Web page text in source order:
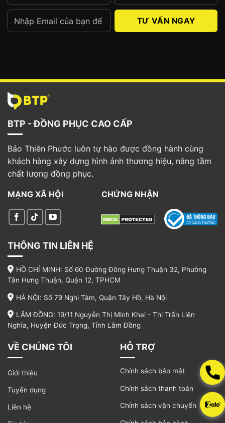
hiệu.
Thiết kế dạng yếm của tạp dề tạo được thiện cảm
3. Phân loại các mẫu tạp dề đồng phục
theo ngành nghề
Tùy vào ngành nghề sử dụng mà thiết kế đồng
tổng hợp một số ngành nghề chính:
3.1. Mẫu tạp dề làm nails
Mẫu tạp dề nails thường có kiểu dáng ngắn dọn,
đủ để che phần trước của cơ thể. Thiết kế còn
bao gồm nhiều túi nhỏ để đựng dụng cụ làm nails
cần thiết như sơn móng tay, dũa móng,… Chất
dàng vệ sinh. Những tiệm nails thường sẽ ưu tiên
màu pastel hay gam màu tươi sáng khác để làm
nổi bật logo thương hiệu, tạo ấn tượng với khách
hàng.
BTP - ĐỒNG PHỤC CAO CẤP
Bảo Thiên Phước luôn tự hào được đồng hành cùng
khách hàng xây dựng hình ảnh thương hiệu, nâng tầm
chất lượng đồng phục.
MẠNG XÃ HỘI CHỨNG NHẬN
THÔNG TIN LIÊN HỆ
HỒ CHÍ MINH: Số 60 Đường Đông Hưng Thuận 32, Phường
Tân Hưng Thuận, Quận 12, TPHCM
HÀ NỘI: Số 79 Nghi Tàm, Quận Tây Hồ, Hà Nội
LÂM ĐỒNG: 19/11 Nguyễn Thị Minh Khai - Thị Trấn Liên
Nghĩa, Huyện Đức Trọng, Tỉnh Lâm Đồng
VỀ CHÚNG TÔI
Giới thiệu
Tuyển dụng
Liên hệ
HỖ TRỢ
Chính sách bảo mật
Chính sách thanh toán
Chính sách vận chuyển